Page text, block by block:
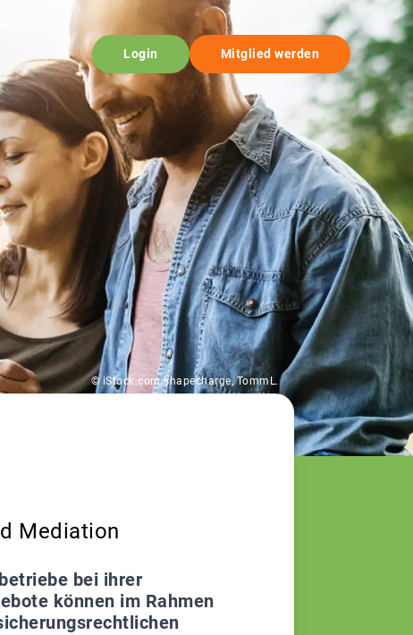
Login Mitglied werden
© iStock.com shapecharge, TommL.
Mediation
bei ihrer
können im Rahmen